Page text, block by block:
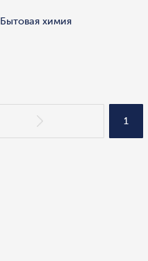
Бытовая химия
1